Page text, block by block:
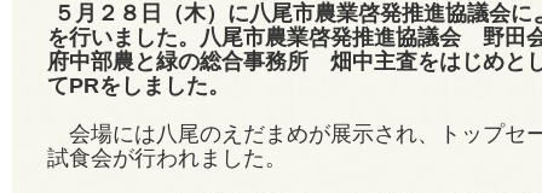
５月２８日（木）に八尾市農業啓発推進協議会
を行いました。八尾市農業啓発推進協議会 野
府中部農と緑の総合事務所 畑中主査をはじめと
てPRをしました。
会場には八尾のえだまめが展示され、トップセ
試食会が行われました。